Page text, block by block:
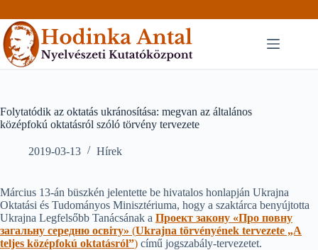
to
content
Folytatódik az oktatás ukránosítása: megvan az általános
középfokú oktatásról szóló törvény tervezete
2019-03-13 Hírek
Március 13-án büszkén jelentette be hivatalos honlapján Ukrajna
Oktatási és Tudományos Minisztériuma, hogy a szaktárca benyújtotta
Ukrajna Legfelsőbb Tanácsának a Проект закону «Про повну
загальну середню освіту» (Ukrajna törvényének tervezete „A
teljes középfokú oktatásról”) című jogszabály-tervezetet.